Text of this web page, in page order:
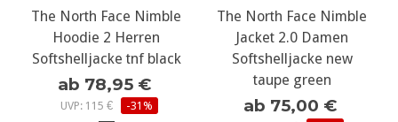
The North Face Nimble
Hoodie 2 Herren
Softshelljacke tnf black
ab 78,95 €
UVP: 115 € -31%
The North Face Nimble
Jacket 2.0 Damen
Softshelljacke new
taupe green
ab 75,00 €